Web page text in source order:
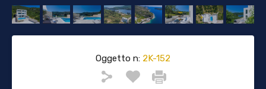
Oggetto n: 2K-152